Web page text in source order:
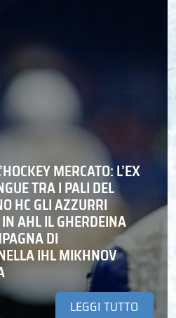
MERCATO: L’EX
TRA I PALI DEL
HC GLI AZZURRI
AHL IL GHERDEINA
DI
IHL MIKHNOV
LEGGI TUTTO